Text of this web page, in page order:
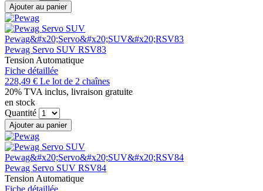
Ajouter au panier
Pewag Servo SUV RSV83
Tension Automatique
Fiche détaillée
228,49 € Le lot de 2 chaînes
20% TVA inclus, livraison gratuite
en stock
Quantité
Ajouter au panier
Pewag Servo SUV RSV84
Tension Automatique
Fiche détaillée